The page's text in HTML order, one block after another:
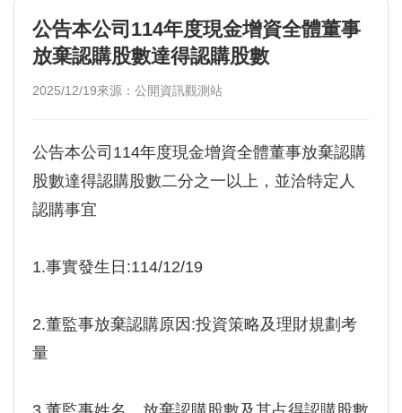
公告本公司114年度現金增資全體董事
放棄認購股數達得認購股數
2025/12/19來源：公開資訊觀測站
公告本公司114年度現金增資全體董事放棄認購
股數達得認購股數二分之一以上，並洽特定人
認購事宜
1.事實發生日:114/12/19
2.董監事放棄認購原因:投資策略及理財規劃考
量